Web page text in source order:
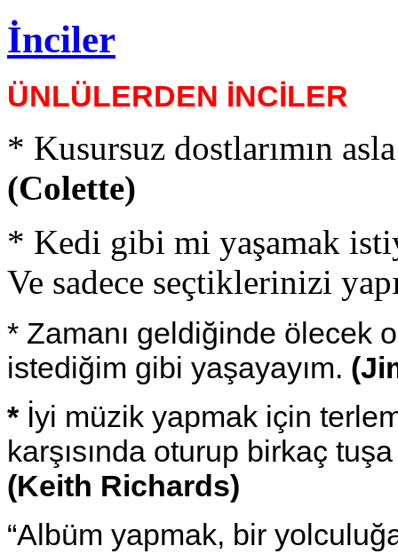
İnciler
ÜNLÜLERDEN İNCİLER
* Kusursuz dostlarımın
(Colette)
* Kedi gibi mi yaşamak
Ve sadece seçtiklerinizi
* Zamanı geldiğinde ölecek
istediğim gibi yaşayayım.
* İyi müzik yapmak için
karşısında oturup birkaç
(Keith Richards)
“Albüm yapmak, bir